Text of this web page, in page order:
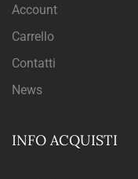
Account
Carrello
Contatti
News
INFO ACQUISTI